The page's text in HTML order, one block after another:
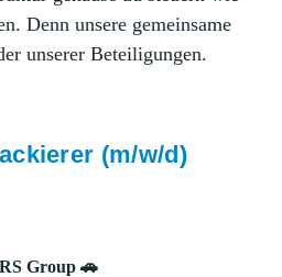
Denn unsere gemeinsame
unserer Beteiligungen.
(m/w/d)
Group 🚗